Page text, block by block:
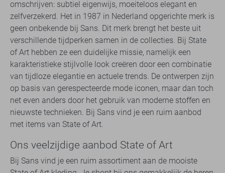
omschrijven: subtiel eigenwijs, moeiteloos elegant en
zelfverzekerd. Het in 1987 in Nederland opgerichte merk is
geen onbekende bij Sans. Dit merk brengt het beste uit
verschillende tijdperken samen in de collecties. Bij State
of Art hebben ze een duidelijke missie, namelijk een
karakteristieke stijlvolle look creëren door een combinatie
van tijdloze elegantie en actuele trends. De ontwerpen zijn
op basis van gerespecteerde mode iconen, maar dan toch
net even anders door het gebruik van moderne stoffen en
nieuwste technieken. Bij Sans vind je een ruim aanbod
met items van State of Art.
Ons veelzijdige aanbod State of Art
Bij Sans vind je een ruim assortiment aan de mooiste